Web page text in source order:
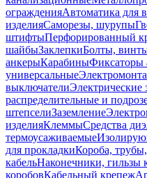
огражденияАвтоматика для
изделияСаморезы, шурупы
штифтыПерфорированный
шайбыЗаклепкиБолты,
анкерыКарабиныФиксаторы
универсальные
выключателиЭлектрические
распределительные и
штепселиЗаземление
изделияКлеммыСредства
термоусаживаемые
для прокладкиКороба,
кабельНаконечники, гильзы
коробовКабельный крепеж